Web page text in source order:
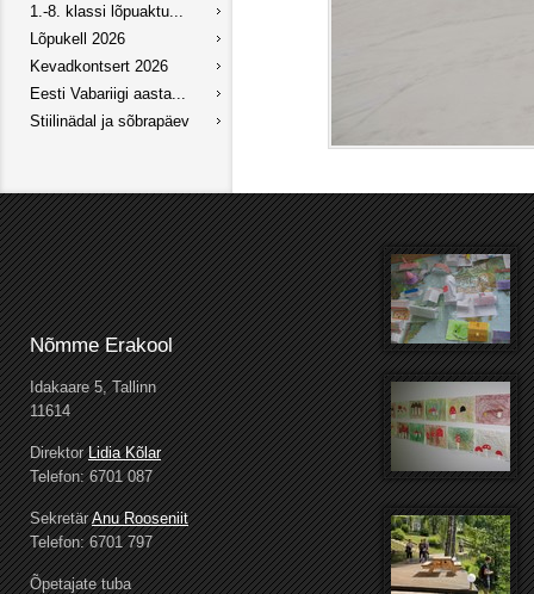
1.-8. klassi lõpuaktu...
Lõpukell 2026
Kevadkontsert 2026
Eesti Vabariigi aasta...
Stiilinädal ja sõbrapäev
Nõmme Erakool
Idakaare 5, Tallinn
11614
DirektorLidia Kõlar
Telefon: 6701 087
SekretärAnu Rooseniit
Telefon: 6701 797
Õpetajate tuba